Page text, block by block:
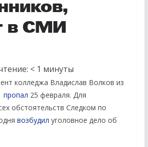
в СМИ
< 1 минуты
колледжа Владислав Волков из
пропал 25 февраля. Для
обстоятельств Следком по
возбудил уголовное дело об